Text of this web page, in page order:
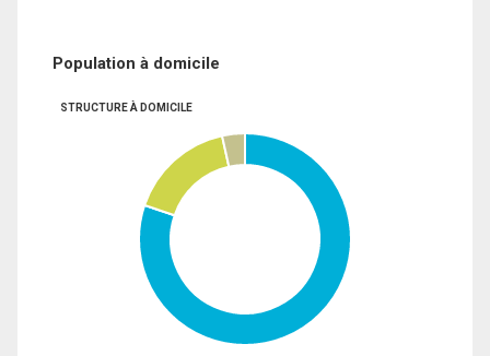
Population à domicile
STRUCTURE À DOMICILE